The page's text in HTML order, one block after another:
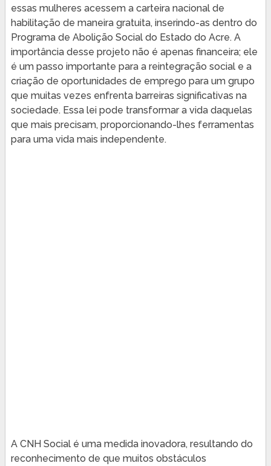
essas mulheres acessem a carteira nacional de
habilitação de maneira gratuita, inserindo-as dentro do
Programa de Abolição Social do Estado do Acre. A
importância desse projeto não é apenas financeira; ele
é um passo importante para a reintegração social e a
criação de oportunidades de emprego para um grupo
que muitas vezes enfrenta barreiras significativas na
sociedade. Essa lei pode transformar a vida daquelas
que mais precisam, proporcionando-lhes ferramentas
para uma vida mais independente.
A CNH Social é uma medida inovadora, resultando do
reconhecimento de que muitos obstáculos